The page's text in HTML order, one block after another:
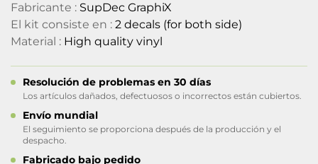
Fabricante : SupDec GraphiX
El kit consiste en : 2 decals (for both side)
Material : High quality vinyl
Resolución de problemas en 30 días
Los artículos dañados, defectuosos o incorrectos están cubiertos.
Envío mundial
El seguimiento se proporciona después de la producción y el
despacho.
Fabricado bajo pedido